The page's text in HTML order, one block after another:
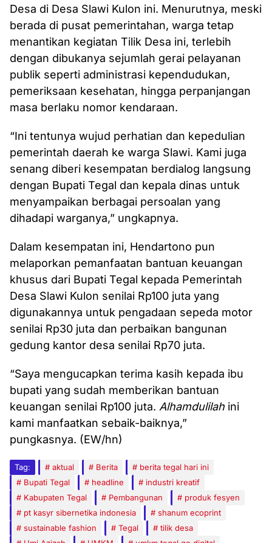
Desa di Desa Slawi Kulon ini. Menurutnya, meski
berada di pusat pemerintahan, warga tetap
menantikan kegiatan Tilik Desa ini, terlebih
dengan dibukanya sejumlah gerai pelayanan
publik seperti administrasi kependudukan,
pemeriksaan kesehatan, hingga perpanjangan
masa berlaku nomor kendaraan.
“Ini tentunya wujud perhatian dan kepedulian
pemerintah daerah ke warga Slawi. Kami juga
senang diberi kesempatan berdialog langsung
dengan Bupati Tegal dan kepala dinas untuk
menyampaikan berbagai persoalan yang
dihadapi warganya,” ungkapnya.
Dalam kesempatan ini, Hendartono pun
melaporkan pemanfaatan bantuan keuangan
khusus dari Bupati Tegal kepada Pemerintah
Desa Slawi Kulon senilai Rp100 juta yang
digunakannya untuk pengadaan sepeda motor
senilai Rp30 juta dan perbaikan bangunan
gedung kantor desa senilai Rp70 juta.
“Saya mengucapkan terima kasih kepada ibu
bupati yang sudah memberikan bantuan
keuangan senilai Rp100 juta. Alhamdulilah ini
kami manfaatkan sebaik-baiknya,”
pungkasnya. (EW/hn)
Tag: aktual Berita
berita tegal hari ini
Bupati Tegal
headline
industri kreatif
Kabupaten Tegal
Pembangunan
produk fesyen
pt kasyr sibernetika indonesia
shanum ecoprint
sustainable fashion
Tegal
tilik desa